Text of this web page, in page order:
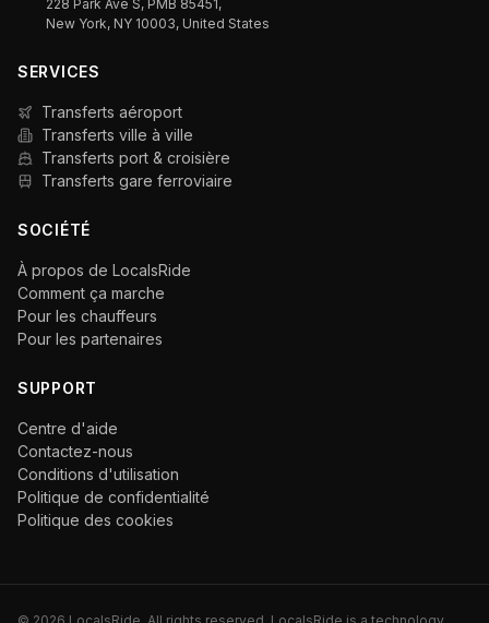
228 Park Ave S, PMB 85451,
New York, NY 10003, United States
SERVICES
Transferts aéroport
Transferts ville à ville
Transferts port & croisière
Transferts gare ferroviaire
SOCIÉTÉ
À propos de LocalsRide
Comment ça marche
Pour les chauffeurs
Pour les partenaires
SUPPORT
Centre d'aide
Contactez-nous
Conditions d'utilisation
Politique de confidentialité
Politique des cookies